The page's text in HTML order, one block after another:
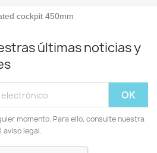
cockpit 450mm
alloy body and alloy
últimas noticias y
momento. Para ello, consulte nuestra
aviso legal.